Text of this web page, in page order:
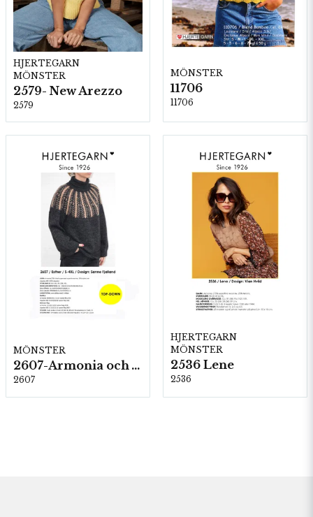
HJERTEGARN
MÖNSTER
2579- New Arezzo
2579
MÖNSTER
11706
11706
MÖNSTER
2607-Armonia och Alpaca 400
2607
HJERTEGARN
MÖNSTER
2536 Lene
2536